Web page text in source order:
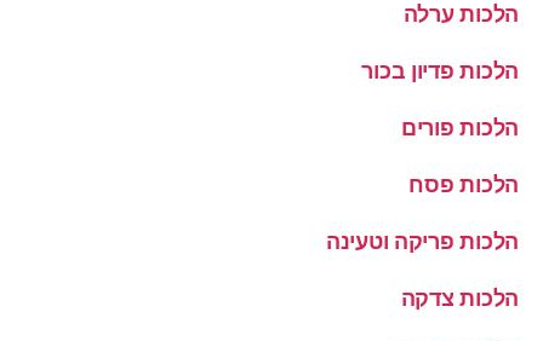
הלכות ערלה
הלכות פדיון בכור
הלכות פורים
הלכות פסח
הלכות פריקה וטעינה
הלכות צדקה